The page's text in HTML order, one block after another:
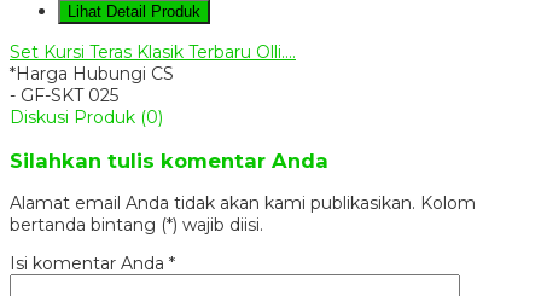
Lihat Detail Produk
Set Kursi Teras Klasik Terbaru Olli....
*Harga Hubungi CS
- GF-SKT 025
Diskusi Produk (0)
Silahkan tulis komentar Anda
Alamat email Anda tidak akan kami publikasikan. Kolom
bertanda bintang (*) wajib diisi.
Isi komentar Anda *